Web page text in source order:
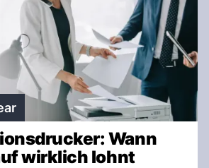
Wann
wirklich lohnt